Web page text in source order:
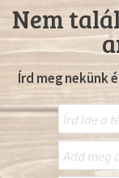
Nem
Írd meg nekünk